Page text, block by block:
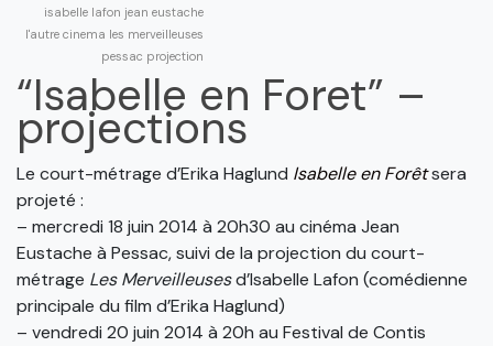
isabelle lafon jean eustache
l'autre cinema les merveilleuses
pessac projection
“Isabelle en Foret” –
projections
Le court-métrage d’Erika Haglund Isabelle en Forêtsera
projeté :
– mercredi 18 juin 2014 à 20h30 au cinéma Jean
Eustache à Pessac, suivi de la projection du court-
métrage Les Merveilleusesd’Isabelle Lafon (comédienne
principale du film d’Erika Haglund)
– vendredi 20 juin 2014 à 20h au Festival de Contis